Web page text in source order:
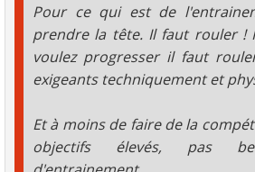
Pour ce qui est de
prendre la tête. Il faut rouler !
voulez progresser il faut
exigeants techniquement et
Et à moins de faire de la
objectifs élevés, pas